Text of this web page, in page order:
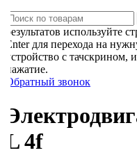
используйте
для перехода на
с тачскрином,
звонок
4f